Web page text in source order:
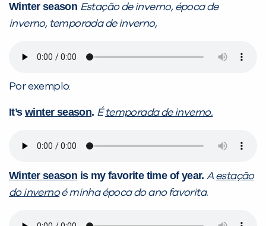
Winter season Estação de inverno, época de
inverno, temporada de inverno,
Por exemplo:
It’s winter season. Étemporada de inverno.
Winter season is my favorite time of year.A estação
do invernoé minha época do ano favorita.